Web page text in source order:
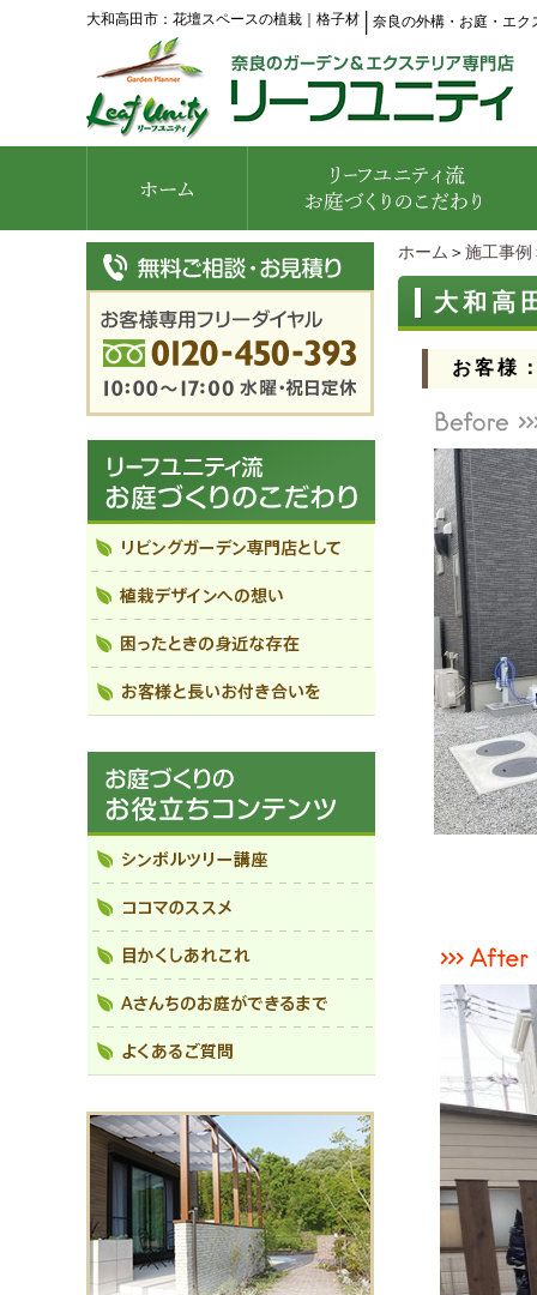
大和高田市：花壇スペースの植栽｜格子材 奈良の外構・お庭・エ
ホーム ＞ 施工事例
大和高
お客様